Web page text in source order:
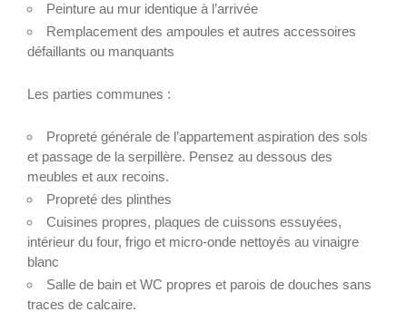
Peinture au mur identique à l’arrivée
Remplacement des ampoules et autres accessoires
défaillants ou manquants
Les parties communes :
Propreté générale de l’appartement aspiration des sols
et passage de la serpillère. Pensez au dessous des
meubles et aux recoins.
Propreté des plinthes
Cuisines propres, plaques de cuissons essuyées,
intérieur du four, frigo et micro-onde nettoyés au vinaigre
blanc
Salle de bain et WC propres et parois de douches sans
traces de calcaire.